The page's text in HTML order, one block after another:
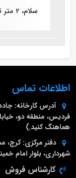
سلام، 2 متر تا 2.30
اطلاعات تماس
آدرس کارخانه:
هماهنگ کنید.)
دفتر مرکزی: کرج،
شهرداری، بلوار امام
کارشناس فروش